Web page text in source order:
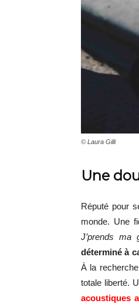
© Laura Gilli
Une
Réputé pour
monde. Une
J’prends ma
déterminé à
À la
totale liberté.
acoustiques